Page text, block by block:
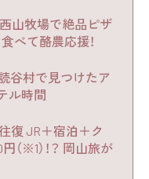
西山牧場で絶品ピザ
べて酪農応援！
谷村で見つけたア
ル時間
復 JR＋宿泊＋ク
（※1）！？ 岡山旅が